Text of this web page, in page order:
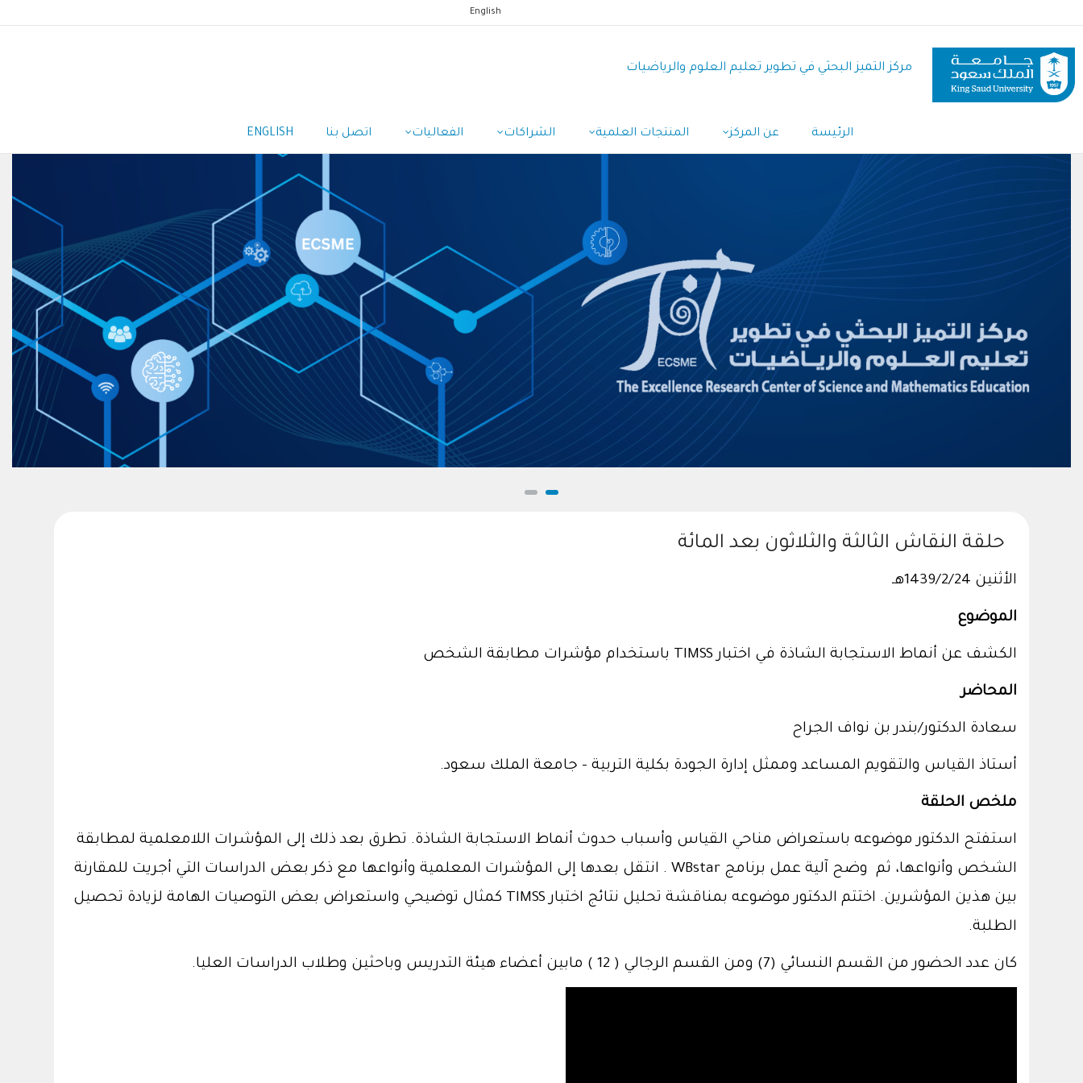
المحتوى
الرئيسي
English
مركز التميز البحثي في تطوير تعليم العلوم والرياضيات
Navigation
الرئيسة عن المركز المنتجات العلمية الشراكات الفعاليات اتصل بنا ENGLISH
حلقة النقاش الثالثة والثلاثون بعد المائة
الأثنين 1439/2/24هـ
الموضوع
الكشف عن أنماط الاستجابة الشاذة في اختبار TIMSS باستخدام مؤشرات مطابقة الشخص
المحاضر
سعادة الدكتور/بندر بن نواف الجراح
أستاذ القياس والتقويم المساعد وممثل إدارة الجودة بكلية التربية - جامعة الملك سعود.
ملخص الحلقة
استفتح الدكتور موضوعه باستعراض مناحي القياس وأسباب حدوث أنماط الاستجابة الشاذة. تطرق بعد ذلك إلى المؤشرات اللامعلمية لمطابقة
الشخص وأنواعها، ثم وضح آلية عمل برنامج WBstar . انتقل بعدها إلى المؤشرات المعلمية وأنواعها مع ذكر بعض الدراسات التي أجريت للمقارنة
بين هذين المؤشرين. اختتم الدكتور موضوعه بمناقشة تحليل نتائج اختبار TIMSS كمثال توضيحي واستعراض بعض التوصيات الهامة لزيادة تحصيل
الطلبة.
كان عدد الحضور من القسم النسائي (7) ومن القسم الرجالي ( 12 ) مابين أعضاء هيئة التدريس وباحثين وطلاب الدراسات العليا.